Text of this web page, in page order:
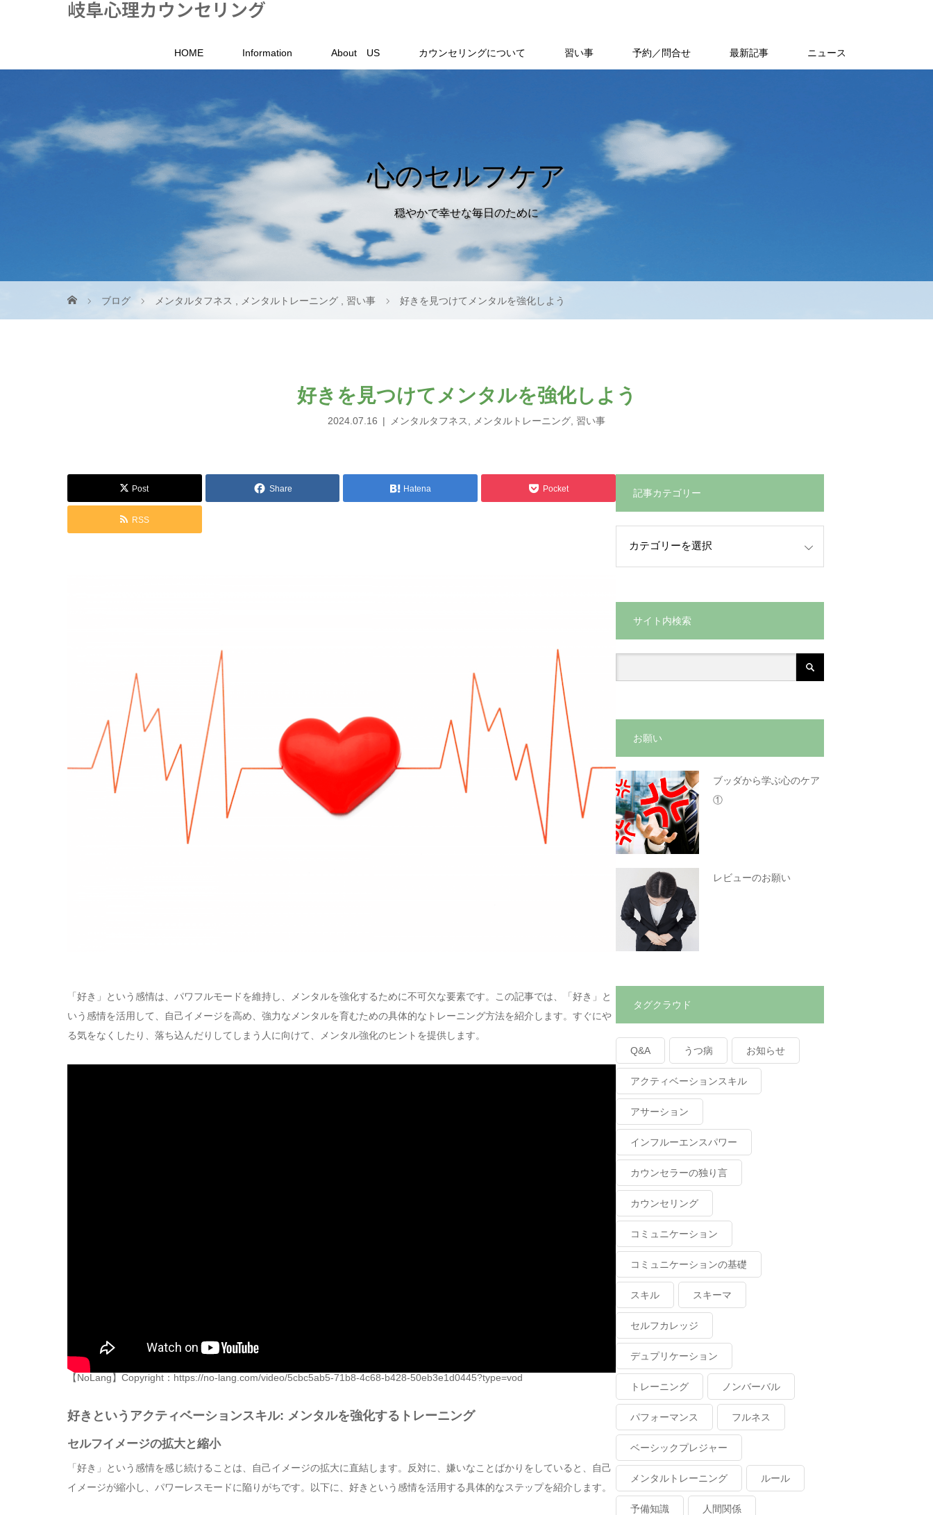
岐阜心理カウンセリング
HOME Information About US カウンセリングについて 習い事 予約／問合せ 最新記事 ニュース
心のセルフケア
穏やかで幸せな毎日のために
ブログ メンタルタフネス メンタルトレーニング 習い事 好きを見つけてメンタルを強化しよう
好きを見つけてメンタルを強化しよう
2024.07.16 メンタルタフネス メンタルトレーニング 習い事
Post Share Hatena Pocket
RSS
「好き」という感情は、パワフルモードを維持し、メンタルを強化するために不可欠な要素です。この記事では、「好き」と
いう感情を活用して、自己イメージを高め、強力なメンタルを育むための具体的なトレーニング方法を紹介します。すぐにや
る気をなくしたり、落ち込んだりしてしまう人に向けて、メンタル強化のヒントを提供します。
【NoLang】Copyright：https://no-lang.com/video/5cbc5ab5-71b8-4c68-b428-50eb3e1d0445?type=vod
好きというアクティベーションスキル: メンタルを強化するトレーニング
セルフイメージの拡大と縮小
「好き」という感情を感じ続けることは、自己イメージの拡大に直結します。反対に、嫌いなことばかりをしていると、自己
イメージが縮小し、パワーレスモードに陥りがちです。以下に、好きという感情を活用する具体的なステップを紹介します。
記事カテゴリー
サイト内検索
お願い
ブッダから学ぶ心のケア
①
レビューのお願い
タグクラウド
Q&A うつ病 お知らせ
アクティベーションスキル
アサーション
インフルーエンスパワー
カウンセラーの独り言
カウンセリング
コミュニケーション
コミュニケーションの基礎
スキル スキーマ
セルフカレッジ
デュプリケーション
トレーニング ノンバーバル
パフォーマンス フルネス
ベーシックプレジャー
メンタルトレーニング ルール
予備知識 人間関係